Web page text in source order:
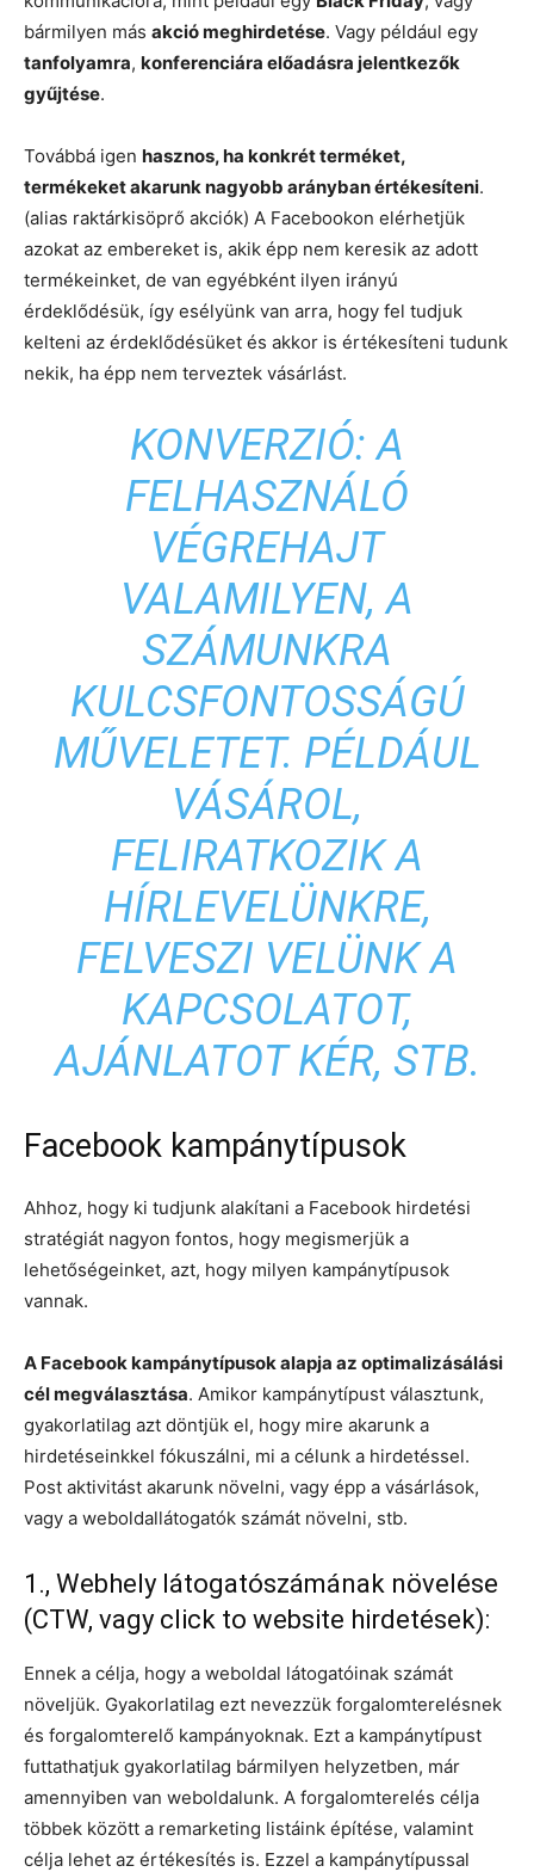
bármilyen más akció meghirdetése. Vagy például egy
tanfolyamra, konferenciára előadásra jelentkezők
gyűjtése.
Továbbá igen hasznos, ha konkrét terméket,
termékeket akarunk nagyobb arányban értékesíteni.
(alias raktárkisöprő akciók) A Facebookon elérhetjük
azokat az embereket is, akik épp nem keresik az adott
termékeinket, de van egyébként ilyen irányú
érdeklődésük, így esélyünk van arra, hogy fel tudjuk
kelteni az érdeklődésüket és akkor is értékesíteni tudunk
nekik, ha épp nem terveztek vásárlást.
KONVERZIÓ: A
FELHASZNÁLÓ
VÉGREHAJT
VALAMILYEN, A
SZÁMUNKRA
KULCSFONTOSSÁGÚ
MŰVELETET. PÉLDÁUL
VÁSÁROL,
FELIRATKOZIK A
HÍRLEVELÜNKRE,
FELVESZI VELÜNK A
KAPCSOLATOT,
AJÁNLATOT KÉR, STB.
Facebook kampánytípusok
Ahhoz, hogy ki tudjunk alakítani a Facebook hirdetési
stratégiát nagyon fontos, hogy megismerjük a
lehetőségeinket, azt, hogy milyen kampánytípusok
vannak.
A Facebook kampánytípusok alapja az optimalizásálási
cél megválasztása. Amikor kampánytípust választunk,
gyakorlatilag azt döntjük el, hogy mire akarunk a
hirdetéseinkkel fókuszálni, mi a célunk a hirdetéssel.
Post aktivitást akarunk növelni, vagy épp a vásárlások,
vagy a weboldallátogatók számát növelni, stb.
1., Webhely látogatószámának növelése
(CTW, vagy click to website hirdetések):
Ennek a célja, hogy a weboldal látogatóinak számát
növeljük. Gyakorlatilag ezt nevezzük forgalomterelésnek
és forgalomterelő kampányoknak. Ezt a kampánytípust
futtathatjuk gyakorlatilag bármilyen helyzetben, már
amennyiben van weboldalunk. A forgalomterelés célja
többek között a remarketing listáink építése, valamint
célja lehet az értékesítés is. Ezzel a kampánytípussal